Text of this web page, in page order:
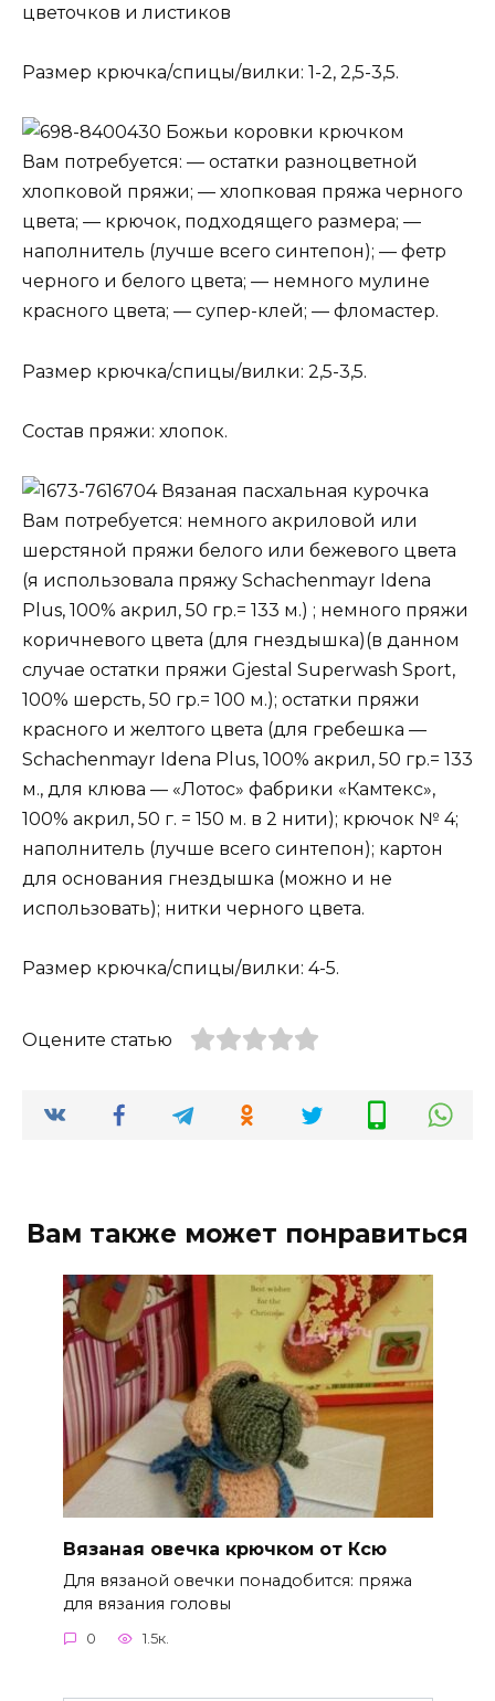
цветочков и листиков
Размер крючка/спицы/вилки: 1-2, 2,5-3,5.
Божьи коровки крючком
Вам потребуется: — остатки разноцветной
хлопковой пряжи; — хлопковая пряжа черного
цвета; — крючок, подходящего размера; —
наполнитель (лучше всего синтепон); — фетр
черного и белого цвета; — немного мулине
красного цвета; — супер-клей; — фломастер.
Размер крючка/спицы/вилки: 2,5-3,5.
Состав пряжи: хлопок.
Вязаная пасхальная курочка
Вам потребуется: немного акриловой или
шерстяной пряжи белого или бежевого цвета
(я использовала пряжу Schachenmayr Idena
Plus, 100% акрил, 50 гр.= 133 м.) ; немного пряжи
коричневого цвета (для гнездышка)(в данном
случае остатки пряжи Gjestal Superwash Sport,
100% шерсть, 50 гр.= 100 м.); остатки пряжи
красного и желтого цвета (для гребешка —
Schachenmayr Idena Plus, 100% акрил, 50 гр.= 133
м., для клюва — «Лотос» фабрики «Камтекс»,
100% акрил, 50 г. = 150 м. в 2 нити); крючок № 4;
наполнитель (лучше всего синтепон); картон
для основания гнездышка (можно и не
использовать); нитки черного цвета.
Размер крючка/спицы/вилки: 4-5.
Оцените статью
Вам также может понравиться
Вязаная овечка крючком от Ксю
Для вязаной овечки понадобится: пряжа
для вязания головы
0 1.5к.